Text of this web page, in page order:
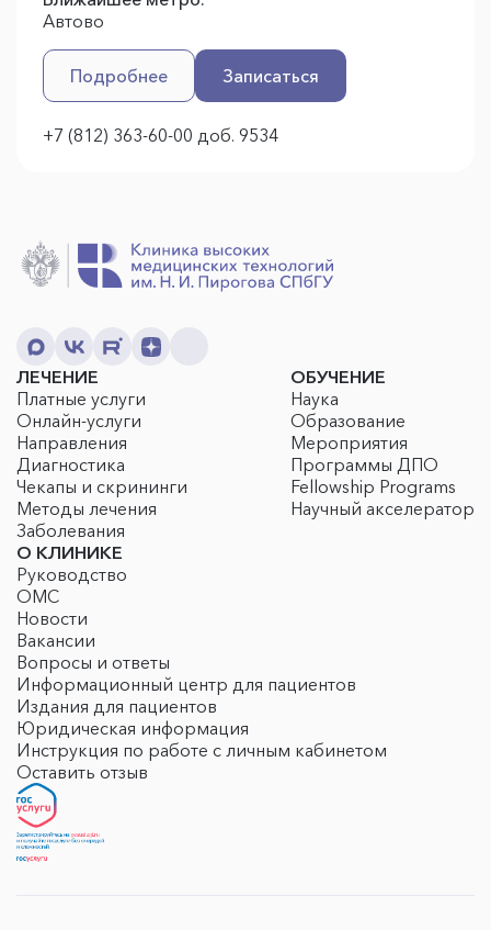
Автово
Подробнее Записаться
+7 (812) 363-60-00 доб. 9534
ЛЕЧЕНИЕ
Платные услуги
Онлайн-услуги
Направления
Диагностика
Чекапы и скрининги
Методы лечения
Заболевания
ОБУЧЕНИЕ
Наука
Образование
Мероприятия
Программы ДПО
Fellowship Programs
Научный акселератор
О КЛИНИКЕ
Руководство
ОМС
Новости
Вакансии
Вопросы и ответы
Информационный центр для пациентов
Издания для пациентов
Юридическая информация
Инструкция по работе с личным кабинетом
Оставить отзыв